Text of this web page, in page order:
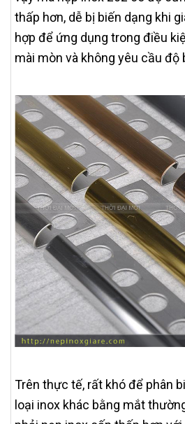
thấp hơn, dễ bị biến dạng khi
hợp để ứng dụng trong điều
mài mòn và không yêu cầu độ
Trên thực tế, rất khó để phân
loại inox khác bằng mắt